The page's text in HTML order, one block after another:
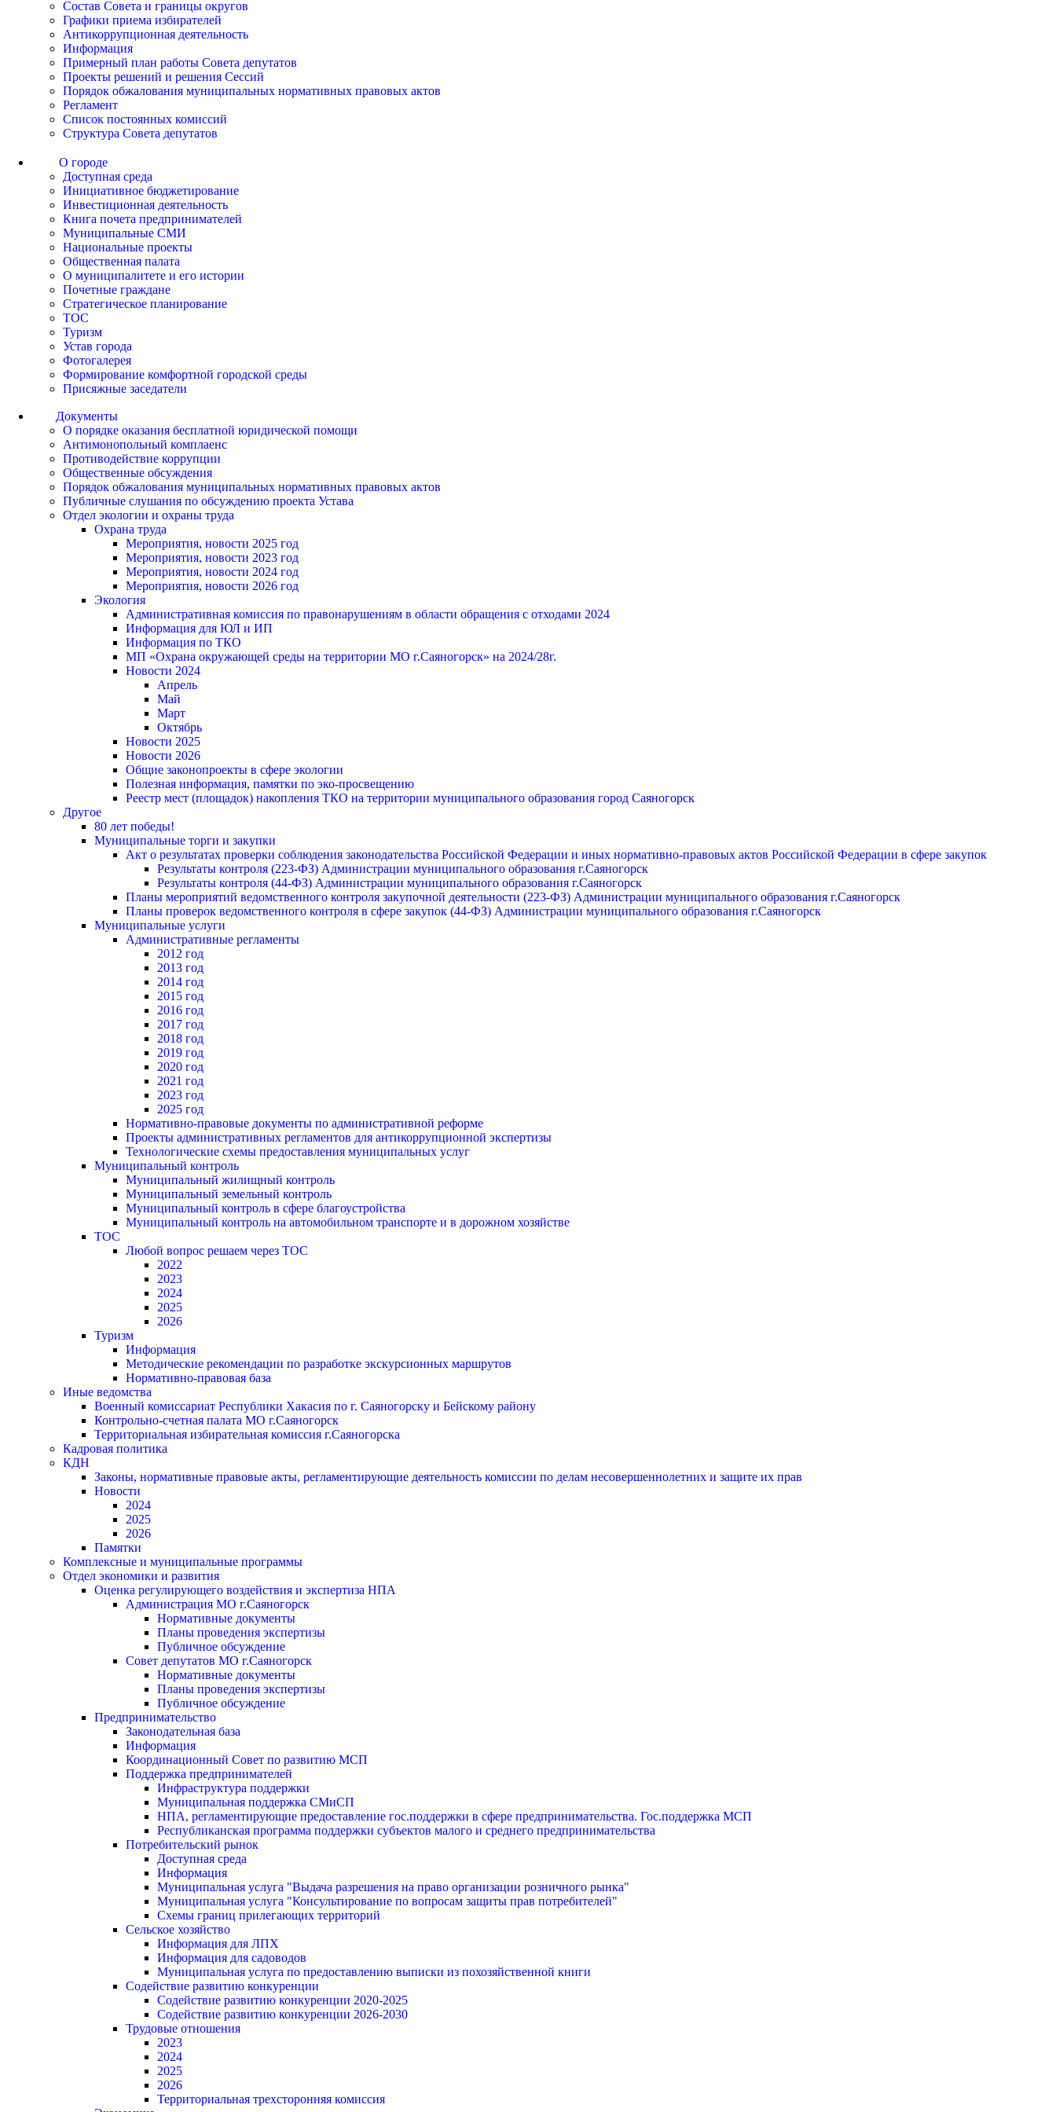
Состав Совета и границы округов
Графики приема избирателей
Антикоррупционная деятельность
Информация
Примерный план работы Совета депутатов
Проекты решений и решения Сессий
Порядок обжалования муниципальных нормативных правовых актов
Регламент
Список постоянных комиссий
Структура Совета депутатов
О городе
Доступная среда
Инициативное бюджетирование
Инвестиционная деятельность
Книга почета предпринимателей
Муниципальные СМИ
Национальные проекты
Общественная палата
О муниципалитете и его истории
Почетные граждане
Стратегическое планирование
ТОС
Туризм
Устав города
Фотогалерея
Формирование комфортной городской среды
Присяжные заседатели
Документы
О порядке оказания бесплатной юридической помощи
Антимонопольный комплаенс
Противодействие коррупции
Общественные обсуждения
Порядок обжалования муниципальных нормативных правовых актов
Публичные слушания по обсуждению проекта Устава
Отдел экологии и охраны труда
Охрана труда
Мероприятия, новости 2025 год
Мероприятия, новости 2023 год
Мероприятия, новости 2024 год
Мероприятия, новости 2026 год
Экология
Административная комиссия по правонарушениям в области обращения с отходами 2024
Информация для ЮЛ и ИП
Информация по ТКО
МП «Охрана окружающей среды на территории МО г.Саяногорск» на 2024/28г.
Новости 2024
Апрель
Май
Март
Октябрь
Новости 2025
Новости 2026
Общие законопроекты в сфере экологии
Полезная информация, памятки по эко-просвещению
Реестр мест (площадок) накопления ТКО на территории муниципального образования город Саяногорск
Другое
80 лет победы!
Муниципальные торги и закупки
Акт о результатах проверки соблюдения законодательства Российской Федерации и иных нормативно-правовых актов Российской Федерации в сфере закупок
Результаты контроля (223-ФЗ) Администрации муниципального образования г.Саяногорск
Результаты контроля (44-ФЗ) Администрации муниципального образования г.Саяногорск
Планы мероприятий ведомственного контроля закупочной деятельности (223-ФЗ) Администрации муниципального образования г.Саяногорск
Планы проверок ведомственного контроля в сфере закупок (44-ФЗ) Администрации муниципального образования г.Саяногорск
Муниципальные услуги
Административные регламенты
2012 год
2013 год
2014 год
2015 год
2016 год
2017 год
2018 год
2019 год
2020 год
2021 год
2023 год
2025 год
Нормативно-правовые документы по административной реформе
Проекты административных регламентов для антикоррупционной экспертизы
Технологические схемы предоставления муниципальных услуг
Муниципальный контроль
Муниципальный жилищный контроль
Муниципальный земельный контроль
Муниципальный контроль в сфере благоустройства
Муниципальный контроль на автомобильном транспорте и в дорожном хозяйстве
ТОС
Любой вопрос решаем через ТОС
2022
2023
2024
2025
2026
Туризм
Информация
Методические рекомендации по разработке экскурсионных маршрутов
Нормативно-правовая база
Иные ведомства
Военный комиссариат Республики Хакасия по г. Саяногорску и Бейскому району
Контрольно-счетная палата МО г.Саяногорск
Территориальная избирательная комиссия г.Саяногорска
Кадровая политика
КДН
Законы, нормативные правовые акты, регламентирующие деятельность комиссии по делам несовершеннолетних и защите их прав
Новости
2024
2025
2026
Памятки
Комплексные и муниципальные программы
Отдел экономики и развития
Оценка регулирующего воздействия и экспертиза НПА
Администрация МО г.Саяногорск
Нормативные документы
Планы проведения экспертизы
Публичное обсуждение
Совет депутатов МО г.Саяногорск
Нормативные документы
Планы проведения экспертизы
Публичное обсуждение
Предпринимательство
Законодательная база
Информация
Координационный Совет по развитию МСП
Поддержка предпринимателей
Инфраструктура поддержки
Муниципальная поддержка СМиСП
НПА, регламентирующие предоставление гос.поддержки в сфере предпринимательства. Гос.поддержка МСП
Республиканская программа поддержки субъектов малого и среднего предпринимательства
Потребительский рынок
Доступная среда
Информация
Муниципальная услуга "Выдача разрешения на право организации розничного рынка"
Муниципальная услуга "Консультирование по вопросам защиты прав потребителей"
Схемы границ прилегающих территорий
Сельское хозяйство
Информация для ЛПХ
Информация для садоводов
Муниципальная услуга по предоставлению выписки из похозяйственной книги
Содействие развитию конкуренции
Содействие развитию конкуренции 2020-2025
Содействие развитию конкуренции 2026-2030
Трудовые отношения
2023
2024
2025
2026
Территориальная трехсторонняя комиссия